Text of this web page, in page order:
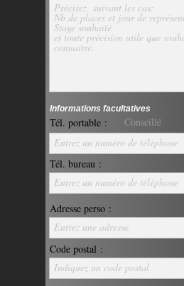
Précisez suivant les cas:
Nb de places et jour de
Stage souhaité
et toute précision utile que
connaitre.
Tél. portable :
Entrez un numéro de téléphone
Conseillé
Adresse perso :
Entrez une adresse
Code postal :
Indiquez un code postal
Tél. bureau :
Entrez un numéro de téléphone
Informations facultatives